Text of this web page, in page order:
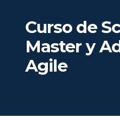
Curso de
Master y
Agile